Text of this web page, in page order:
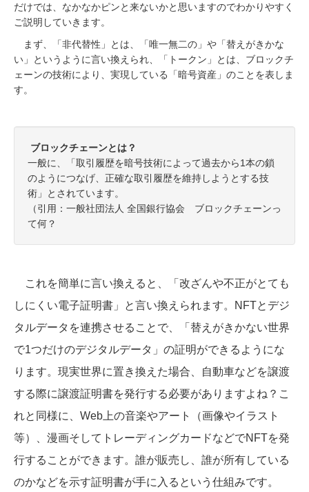
だけでは、なかなかピンと来ないかと思いますのでわかりやすく
ご説明していきます。
まず、「非代替性」とは、「唯一無二の」や「替えがきかな
い」というように言い換えられ、「トークン」とは、ブロックチ
ェーンの技術により、実現している「暗号資産」のことを表しま
す。
ブロックチェーンとは？
一般に、「取引履歴を暗号技術によって過去から1本の鎖
のようにつなげ、正確な取引履歴を維持しようとする技
術」とされています。
（引用：一般社団法人 全国銀行協会 ブロックチェーンっ
て何？
これを簡単に言い換えると、「改ざんや不正がとても
しにくい電子証明書」と言い換えられます。NFTとデジ
タルデータを連携させることで、「替えがきかない世界
で1つだけのデジタルデータ」の証明ができるようにな
ります。現実世界に置き換えた場合、自動車などを譲渡
する際に譲渡証明書を発行する必要がありますよね？こ
れと同様に、Web上の音楽やアート（画像やイラスト
等）、漫画そしてトレーディングカードなどでNFTを発
行することができます。誰が販売し、誰が所有している
のかなどを示す証明書が手に入るという仕組みです。